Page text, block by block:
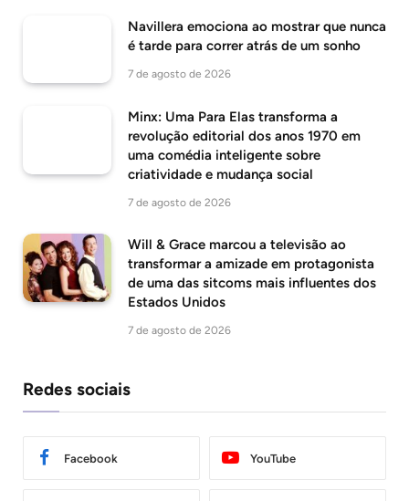
Navillera emociona ao mostrar que nunca
é tarde para correr atrás de um sonho
7 de agosto de 2026
Minx: Uma Para Elas transforma a
revolução editorial dos anos 1970 em
uma comédia inteligente sobre
criatividade e mudança social
7 de agosto de 2026
Will & Grace marcou a televisão ao
transformar a amizade em protagonista
de uma das sitcoms mais influentes dos
Estados Unidos
7 de agosto de 2026
Redes sociais
Facebook YouTube